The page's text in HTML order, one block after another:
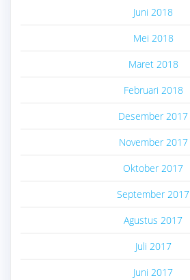
Juni 2018
Mei 2018
Maret 2018
Februari 2018
Desember 2017
November 2017
Oktober 2017
September 2017
Agustus 2017
Juli 2017
Juni 2017